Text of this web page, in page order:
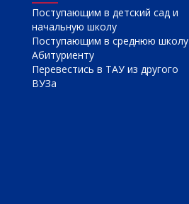
Поступающим в детский сад и
начальную школу
Поступающим в среднюю школу
Абитуриенту
Перевестись в ТАУ из другого
ВУЗа